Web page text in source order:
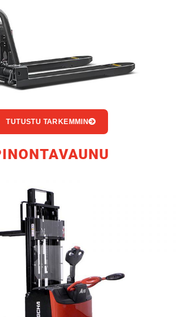
TUTUSTU TARKEMMIN
KÄYTETYT
KONEET